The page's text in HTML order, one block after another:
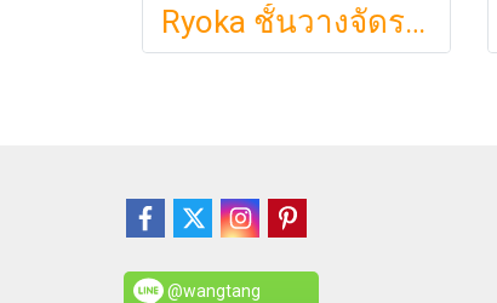
Ryoka ชั้นวางจัดระเบียบตั้งโต๊ะ 2 ชั้น สไตล์มินิมอล-ญี่ปุ่น ลิ้นชักเลื่อน ลิ้นชักเก็บแก้ว วัสดุไม้ธรรมชาติ ไม่ต้องประกอบ ประหยัดพื้นที่เคาน์เตอร์
@wangtang